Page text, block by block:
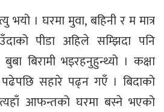
भयो । घरमा मुवा, बहिनी र म मात्र
पीडा अहिले सम्झिदा पनि
बिरामी भइरहनुहुन्थ्यो । कक्षा
सहारे पढ्न गएँ । बिदाको
आफन्तको घरमा बस्ने भएको